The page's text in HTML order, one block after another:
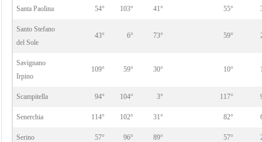
Santa Paolina 54° 103° 41° 55°
Santo Stefano
del Sole
43° 6° 73° 59°
Savignano
Irpino
109° 59° 30° 10°
Scampitella 94° 104° 3° 117°
Senerchia 114° 102° 31° 82°
Serino 57° 96° 89° 57°